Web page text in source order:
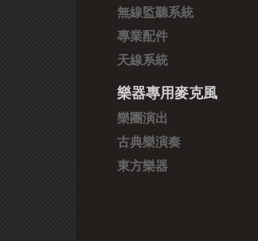
無線監聽系統
專業配件
天線系統
樂器專用麥克風
樂團演出
古典樂演奏
東方樂器